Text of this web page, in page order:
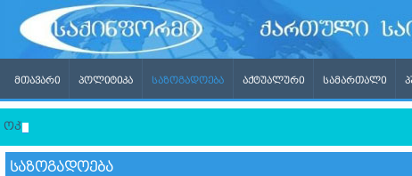
ᲛᲗᲐᲕᲐᲠᲘ ᲞᲝᲚᲘᲢᲘᲙᲐ ᲡᲐᲖᲝᲒᲐᲓᲝᲔᲑᲐ ᲐᲥᲢᲣᲐᲚᲣᲠᲘ ᲡᲐᲛᲐᲠᲗᲐᲚᲘ
ოკუპირებულ ტერიტორიებზე მცხოვრები აბიტურიენტები
ᲡᲐᲖᲝᲒᲐᲓᲝᲔᲑᲐ